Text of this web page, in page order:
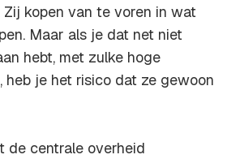
kopen van te voren in wat
Maar als je dat net niet
hebt, met zulke hoge
heb je het risico dat ze gewoon
de centrale overheid